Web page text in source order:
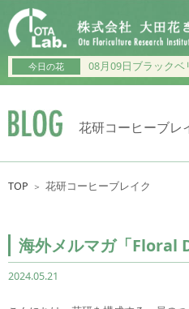
今日の花 08月09日ブラックベ
花研コーヒーブレ
TOP ＞ 花研コーヒーブレイク
海外メルマガ「Floral
2024.05.21